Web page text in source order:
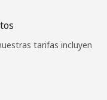
tu contraseña? →
tarifas incluyen